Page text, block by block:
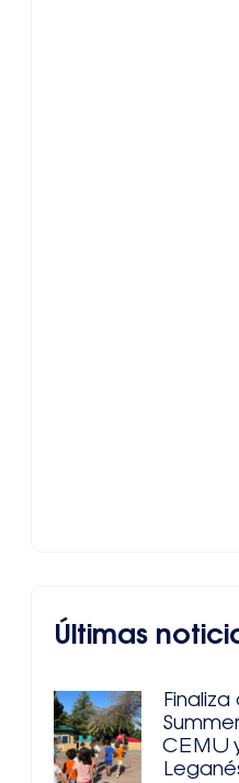
Últimas
CEMU